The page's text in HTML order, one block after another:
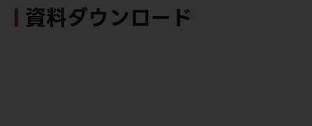
資料ダウンロード